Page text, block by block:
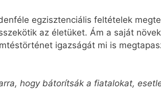
egzisztenciális feltételek
az életüket. Ám a saját
igazságát mi is
hogy bátorítsák a fiatalokat,